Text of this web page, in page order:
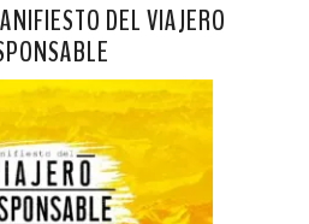
DEL VIAJERO